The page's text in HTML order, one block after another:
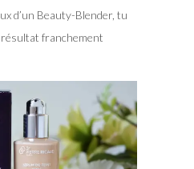
d’un Beauty-Blender, tu
franchement